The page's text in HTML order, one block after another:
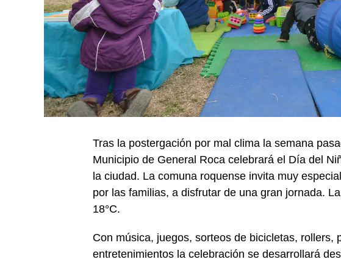
Tras la postergación por mal clima la semana
Municipio de General Roca celebrará el Día del
la ciudad. La comuna roquense invita muy
por las familias, a disfrutar de una gran jornada.
18°C.
Con música, juegos, sorteos de bicicletas, rollers,
entretenimientos la celebración se desarrollará